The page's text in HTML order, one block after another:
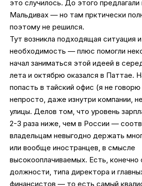
это случилось. До этого предлагали
Мальдивах — но там прктически
поэтому не решился.
Тут возникла подходящая ситуация
необходимость — плюс помогли
начал заниматься этой идеей в
лета и октябрю оказался в Паттае.
попасть в тайский офис (я не говорю
непросто, даже изнутри компании,
улицы. Делов том, что уровень
2-3 раза ниже, чем в России —
владельцам невыгодно держать
или вообще иностранцев, в смысле
высокооплачиваемых. Есть, конечно
должности, типа директора и
финансистов — то есть самый